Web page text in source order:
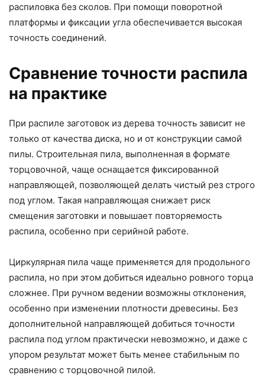
распиловка без сколов. При помощи поворотной
платформы и фиксации угла обеспечивается высокая
точность соединений.
Сравнение точности распила
на практике
При распиле заготовок из дерева точность зависит не
только от качества диска, но и от конструкции самой
пилы. Строительная пила, выполненная в формате
торцовочной, чаще оснащается фиксированной
направляющей, позволяющей делать чистый рез строго
под углом. Такая направляющая снижает риск
смещения заготовки и повышает повторяемость
распила, особенно при серийной работе.
Циркулярная пила чаще применяется для продольного
распила, но при этом добиться идеально ровного торца
сложнее. При ручном ведении возможны отклонения,
особенно при изменении плотности древесины. Без
дополнительной направляющей добиться точности
распила под углом практически невозможно, и даже с
упором результат может быть менее стабильным по
сравнению с торцовочной пилой.